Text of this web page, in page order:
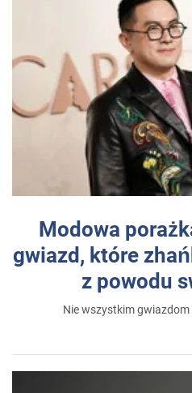
Modowa
gwiazd, które
z powodu
Nie wszystkim